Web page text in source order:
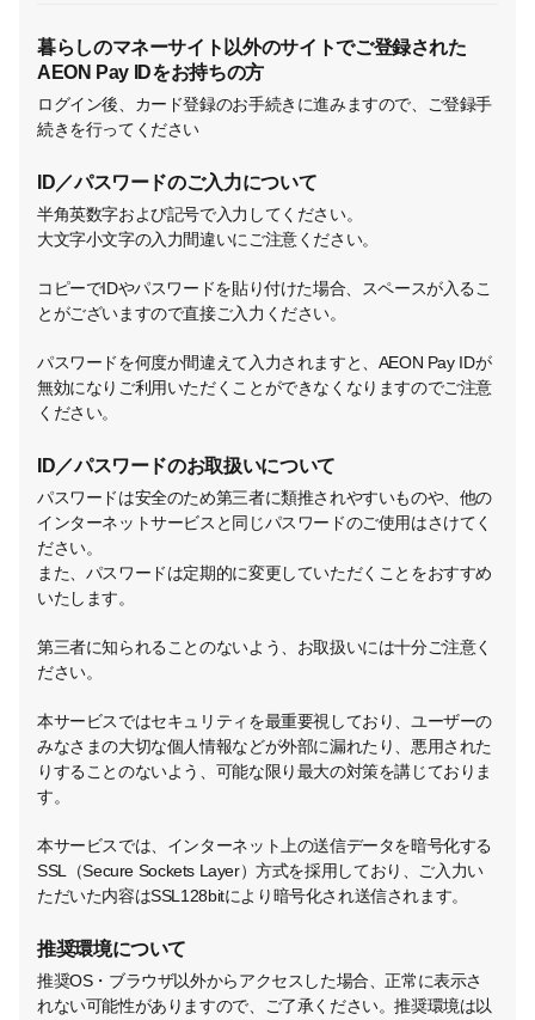
暮らしのマネーサイト以外のサイトでご登録された
AEON Pay IDをお持ちの方
ログイン後、カード登録のお手続きに進みますので、ご登録手
続きを行ってください
ID／パスワードのご入力について
半角英数字および記号で入力してください。
大文字小文字の入力間違いにご注意ください。
コピーでIDやパスワードを貼り付けた場合、スペースが入るこ
とがございますので直接ご入力ください。
パスワードを何度か間違えて入力されますと、AEON Pay IDが
無効になりご利用いただくことができなくなりますのでご注意
ください。
ID／パスワードのお取扱いについて
パスワードは安全のため第三者に類推されやすいものや、他の
インターネットサービスと同じパスワードのご使用はさけてく
ださい。
また、パスワードは定期的に変更していただくことをおすすめ
いたします。
第三者に知られることのないよう、お取扱いには十分ご注意く
ださい。
本サービスではセキュリティを最重要視しており、ユーザーの
みなさまの大切な個人情報などが外部に漏れたり、悪用された
りすることのないよう、可能な限り最大の対策を講じておりま
す。
本サービスでは、インターネット上の送信データを暗号化する
SSL（Secure Sockets Layer）方式を採用しており、ご入力い
ただいた内容はSSL128bitにより暗号化され送信されます。
推奨環境について
推奨OS・ブラウザ以外からアクセスした場合、正常に表示さ
れない可能性がありますので、ご了承ください。推奨環境は以